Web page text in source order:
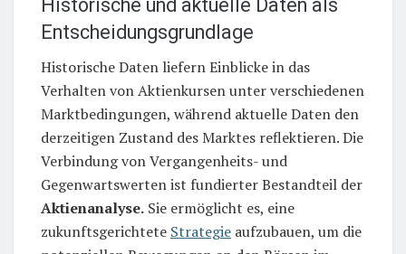
Historische und aktuelle Daten als
Entscheidungsgrundlage
Historische Daten liefern Einblicke in das
Verhalten von Aktienkursen unter verschiedenen
Marktbedingungen, während aktuelle Daten den
derzeitigen Zustand des Marktes reflektieren. Die
Verbindung von Vergangenheits- und
Gegenwartswerten ist fundierter Bestandteil der
Aktienanalyse. Sie ermöglicht es, eine
zukunftsgerichtete Strategie aufzubauen, um die